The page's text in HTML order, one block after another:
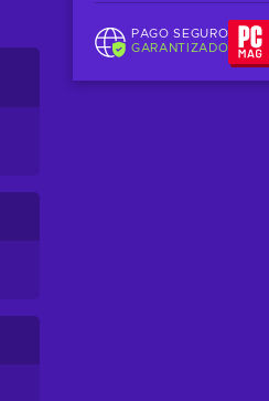
PAGO SEGURO
GARANTIZADO